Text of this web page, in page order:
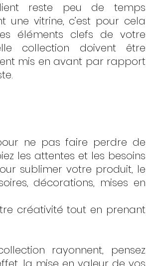
reste peu de temps
une vitrine, c’est pour cela
éléments clefs de votre
collection doivent être
mis en avant par rapport
ne pas faire perdre de
les attentes et les besoins
sublimer votre produit, le
décorations, mises en
créativité tout en prenant
rayonnent, pensez